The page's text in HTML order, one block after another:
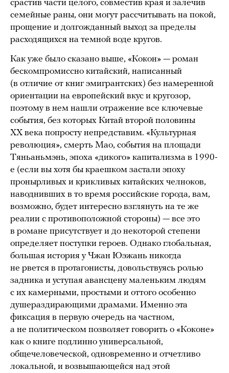
срастив части целого, совместив края и залечив
семейные раны, они могут рассчитывать на покой,
прощение и долгожданный выход за пределы
расходящихся на темной воде кругов.
Как уже было сказано выше, «Кокон» — роман
бескомпромиссно китайский, написанный
(в отличие от книг эмигрантских) без намеренной
ориентации на европейский вкус и кругозор,
поэтому в нем нашли отражение все ключевые
события, без которых Китай второй половины
ХХ века попросту непредставим. «Культурная
революция», смерть Мао, события на площади
Тяньаньмэнь, эпоха «дикого» капитализма в 1990-
е (если вы хотя бы краешком застали эпоху
пронырливых и крикливых китайских челноков,
наводнивших в то время российские города, вам,
возможно, будет интересно взглянуть на те же
реалии с противоположной стороны) — все это
в романе присутствует и до некоторой степени
определяет поступки героев. Однако глобальная,
большая история у Чжан Юэжань никогда
не рвется в протагонисты, довольствуясь ролью
задника и уступая авансцену маленьким людям
с их камерными, простыми и оттого особенно
душераздирающими драмами. Именно эта
фиксация в первую очередь на частном,
а не политическом позволяет говорить о «Коконе»
как о книге подлинно универсальной,
общечеловеческой, одновременно и отчетливо
локальной, и возвышающейся над этой